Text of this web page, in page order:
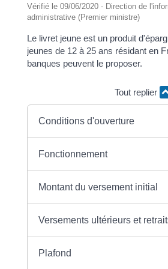
Vérifié le 09/06/2020 - Direction de
administrative (Premier ministre)
Le livret jeune est un produit
jeunes de 12 à 25 ans résidant en
banques peuvent le proposer.
Tout replier
Conditions d'ouverture
Fonctionnement
Montant du versement initial
Versements ultérieurs et
Plafond